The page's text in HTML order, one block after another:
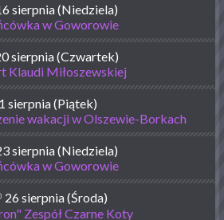
sierpnia (Niedziela)
w Goworowie
sierpnia (Czwartek)
Klaudi Miłoszewskiej
sierpnia (Piątek)
wakacji w Olszewie-Borkach
sierpnia (Niedziela)
w Goworowie
26 sierpnia (Środa)
Zespół Czarne Koty